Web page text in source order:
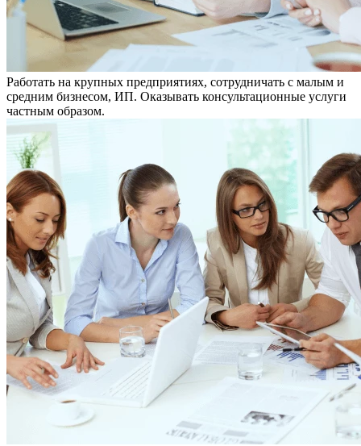
Работать на крупных предприятиях, сотрудничать с малым и
средним бизнесом, ИП. Оказывать консультационные услуги
частным образом.